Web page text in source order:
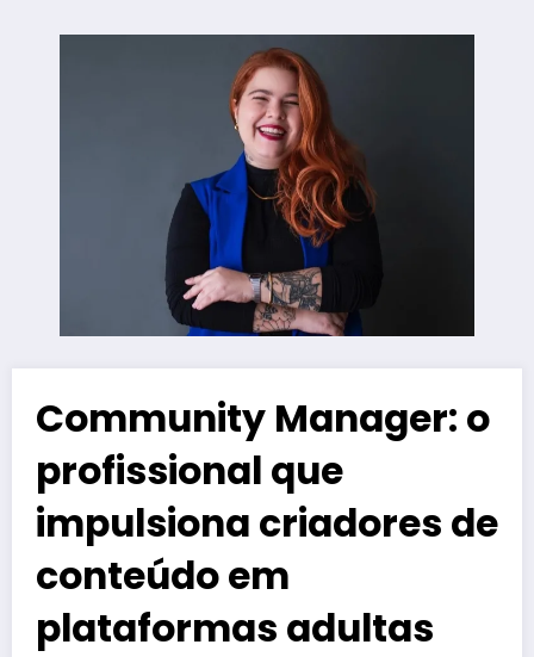
Community Manager: o
profissional que
impulsiona criadores de
conteúdo em
plataformas adultas